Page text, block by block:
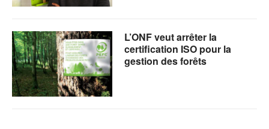
L’ONF veut arrêter la
certification ISO pour la
gestion des forêts